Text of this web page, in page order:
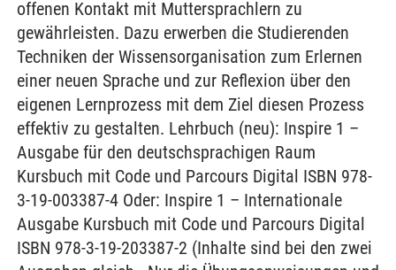
offenen Kontakt mit Muttersprachlern zu
gewährleisten. Dazu erwerben die Studierenden
Techniken der Wissensorganisation zum Erlernen
einer neuen Sprache und zur Reflexion über den
eigenen Lernprozess mit dem Ziel diesen Prozess
effektiv zu gestalten. Lehrbuch (neu): Inspire 1 –
Ausgabe für den deutschsprachigen Raum
Kursbuch mit Code und Parcours Digital ISBN 978-
3-19-003387-4 Oder: Inspire 1 – Internationale
Ausgabe Kursbuch mit Code und Parcours Digital
ISBN 978-3-19-203387-2 (Inhalte sind bei den zwei